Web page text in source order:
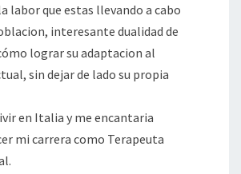
labor que estas llevando a cabo
interesante dualidad de
lograr su adaptacion al
sin dejar de lado su propia
en Italia y me encantaria
mi carrera como Terapeuta